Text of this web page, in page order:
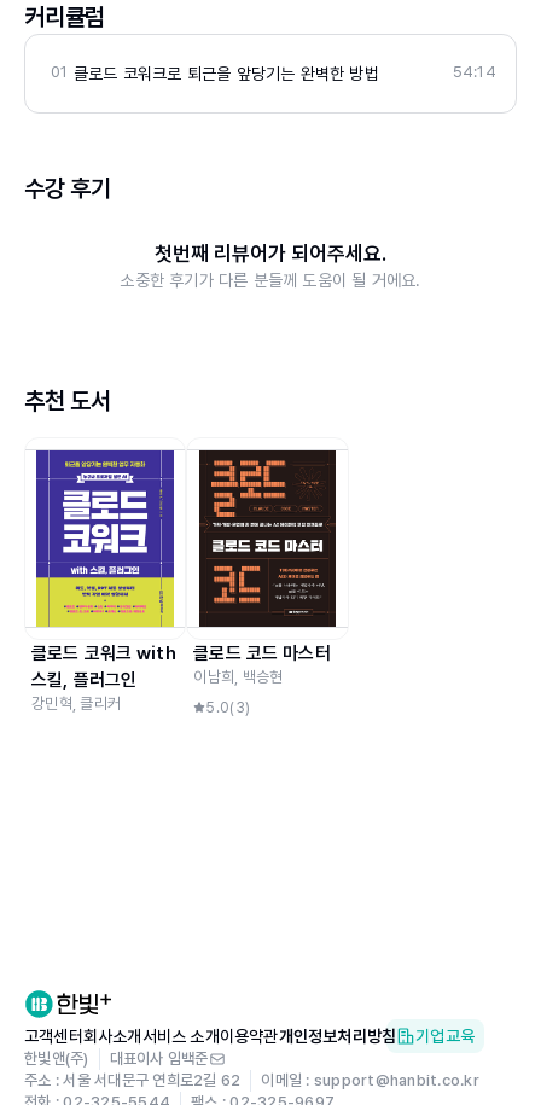
병행하며, 국내 개발자 독자층을 위한 실용적인 콘텐츠
블로그: https://minhyeok.me
커리큘럼
01 클로드 코워크로 퇴근을 앞당기는 완벽한 방법 54:14
수강 후기
첫번째 리뷰어가 되어주세요.
소중한 후기가 다른 분들께 도움이 될 거에요.
추천 도서
클로드 코워크 with
스킬, 플러그인
강민혁, 클리커
클로드 코드 마스터
이남희, 백승현
5.0( 3)
고객센터회사소개서비스 소개이용약관개인정보처리방침 기업교육
한빛앤(주)
대표이사 임백준
주소 : 서울 서대문구 연희로2길 62
이메일 : support@hanbit.co.kr